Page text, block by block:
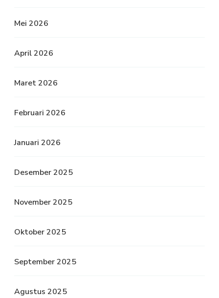
Mei 2026
April 2026
Maret 2026
Februari 2026
Januari 2026
Desember 2025
November 2025
Oktober 2025
September 2025
Agustus 2025